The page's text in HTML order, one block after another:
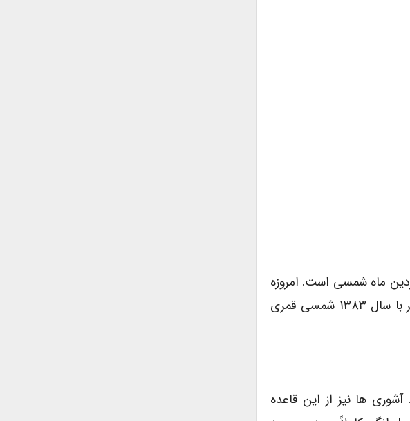
شروع ماه نیسان مصادف با برابر شدن طول روز و شب بوده است که برابر ۱۲ فروردین ماه شمسی است. امروزه
آشوری ها سال جدید را به مدت ۱۲ روز جشن می گیرند هم اکنون ما در سال ۶۷۵۴ آشوری ( برابر با سال ۱۳۸۳ شمسی قمری
ها نیز از این قاعده